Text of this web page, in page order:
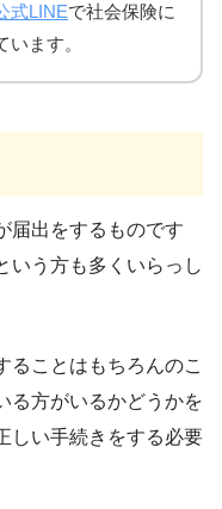
式LINEで社会保険に
ます。
届出をするものです
いう方も多くいらっし
ることはもちろんのこ
る方がいるかどうかを
しい手続きをする必要